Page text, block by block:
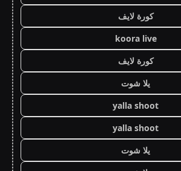
كورة لايف
koora live
كورة لايف
يلا شوت
yalla shoot
yalla shoot
يلا شوت